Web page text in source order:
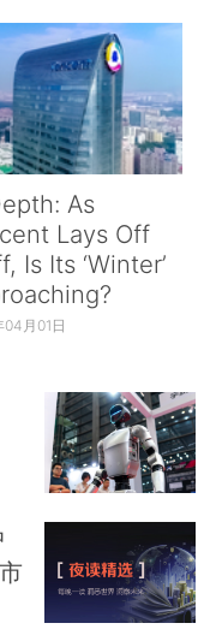
As
Lays Off
Is Its ‘Winter’
04月01日